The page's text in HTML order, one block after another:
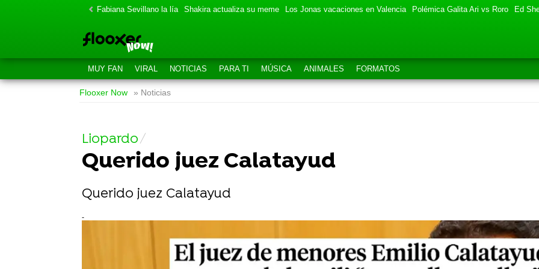
Fabiana Sevillano la lía Shakira actualiza su meme Los Jonas vacaciones en Valencia Polémica Galita Ari vs Roro Ed
MUY FAN VIRAL NOTICIAS PARA TI MÚSICA ANIMALES FORMATOS
Flooxer Now » Noticias
Liopardo
Querido juez Calatayud
Querido juez Calatayud
-